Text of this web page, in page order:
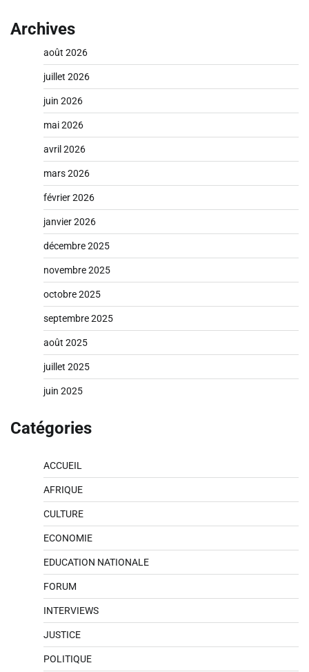
Archives
août 2026
juillet 2026
juin 2026
mai 2026
avril 2026
mars 2026
février 2026
janvier 2026
décembre 2025
novembre 2025
octobre 2025
septembre 2025
août 2025
juillet 2025
juin 2025
Catégories
ACCUEIL
AFRIQUE
CULTURE
ECONOMIE
EDUCATION NATIONALE
FORUM
INTERVIEWS
JUSTICE
POLITIQUE